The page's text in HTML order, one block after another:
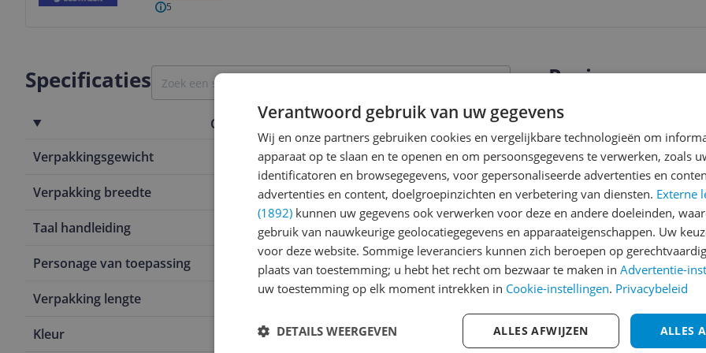
5
Specificaties
Overige kenmerken
Verpakkingsgewicht
360 g
Verpakking breedte 22,2 cm
Taal handleiding Universeel
Personage van toepassing Nee
Verpakking lengte 54,8 cm
Kleur Zwart
Reviews
Heb jij dit product in
met het schrijven van je
een review gemiddeld
andere bezoekers een
€250,-! Klik hier voor de
Cijfer
Welk cijfer geef jij dit
Verantwoord gebruik van uw gegevens
Wij en onze partners gebruiken cookies en vergelijkbare technologieën om
apparaat op te slaan en te openen en om persoonsgegevens te verwerken, zoals
identificatoren en browsegegevens, voor gepersonaliseerde advertenties en
advertenties en content, doelgroepinzichten en verbetering van diensten. Externe
(1892) kunnen uw gegevens ook verwerken voor deze en andere doeleinden,
gebruik van nauwkeurige geolocatiegegevens en apparaateigenschappen. Uw
voor deze website. Sommige leveranciers kunnen zich beroepen op
plaats van toestemming; u hebt het recht om bezwaar te maken in Advertentie-
uw toestemming op elk moment intrekken in Cookie-instellingen. Privacybeleid
ALLES
ALLES AFWIJZEN
DETAILS WEERGEVEN